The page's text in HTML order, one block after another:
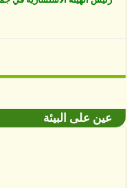
عين على البيئة